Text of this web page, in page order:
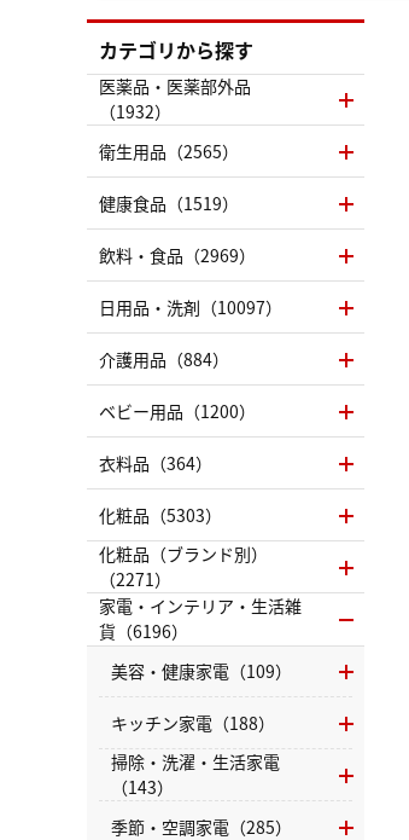
カテゴリから探す
医薬品・医薬部外品
（1932）
衛生用品（2565）
健康食品（1519）
飲料・食品（2969）
日用品・洗剤（10097）
介護用品（884）
ベビー用品（1200）
衣料品（364）
化粧品（5303）
化粧品（ブランド別）
（2271）
家電・インテリア・生活雑
貨（6196）
美容・健康家電（109）
キッチン家電（188）
掃除・洗濯・生活家電
（143）
季節・空調家電（285）